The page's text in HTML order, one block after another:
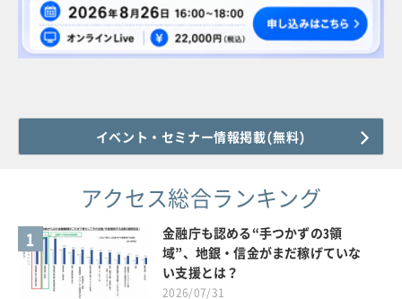
イベント・セミナー情報掲載(無料)
アクセス総合ランキング
1
金融庁も認める“手つかずの3領
域”、地銀・信金がまだ稼げていな
い支援とは？
2026/07/31